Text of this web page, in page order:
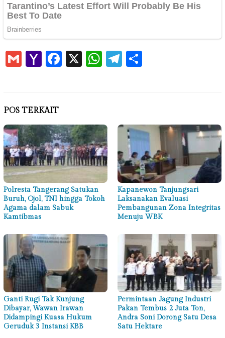
GmailYahoo
Mail
Facebook
X WhatsApp
Telegram
POS TERKAIT
Polresta Tangerang Satukan
Buruh, Ojol, TNI hingga Tokoh
Agama dalam Sabuk
Kamtibmas
Kapanewon Tanjungsari
Laksanakan Evaluasi
Pembangunan Zona Integritas
Menuju WBK
Ganti Rugi Tak Kunjung
Dibayar, Wawan Irawan
Didampingi Kuasa Hukum
Geruduk 3 Instansi KBB
Permintaan Jagung Industri
Pakan Tembus 2 Juta Ton,
Andra Soni Dorong Satu Desa
Satu Hektare